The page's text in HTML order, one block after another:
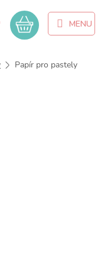
Nákupní
košík
Papír pro pastely